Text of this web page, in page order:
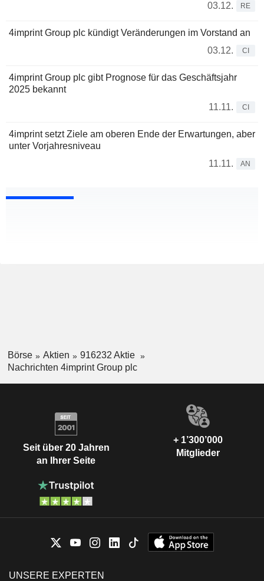
03.12.
RE
4imprint Group plc kündigt Veränderungen im Vorstand an
03.12.
CI
4imprint Group plc gibt Prognose für das Geschäftsjahr
2025 bekannt
11.11.
CI
4imprint setzt Ziele am oberen Ende der Erwartungen, aber
unter Vorjahresniveau
11.11.
AN
Börse Aktien
916232 Aktie
Nachrichten 4imprint Group plc
Seit über 20 Jahren
an Ihrer Seite
+ 1’300’000
Mitglieder
UNSERE EXPERTEN